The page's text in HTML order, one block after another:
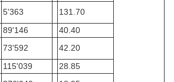
5'363
131.70
89'146
40.40
73'592
42.20
115'039
28.85